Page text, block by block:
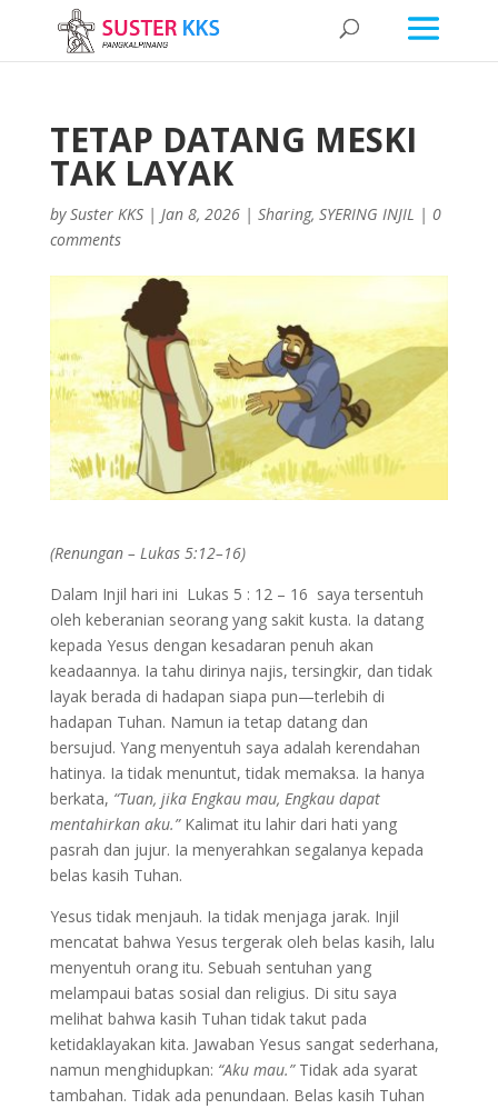
TETAP DATANG MESKI
TAK LAYAK
bySuster KKS| Jan 8, 2026| Sharing, SYERING INJIL | 0
comments
(Renungan – Lukas 5:12–16)
Dalam Injil hari ini Lukas 5 : 12 – 16 saya tersentuh
oleh keberanian seorang yang sakit kusta. Ia datang
kepada Yesus dengan kesadaran penuh akan
keadaannya. Ia tahu dirinya najis, tersingkir, dan tidak
layak berada di hadapan siapa pun—terlebih di
hadapan Tuhan. Namun ia tetap datang dan
bersujud. Yang menyentuh saya adalah kerendahan
hatinya. Ia tidak menuntut, tidak memaksa. Ia hanya
berkata, “Tuan, jika Engkau mau, Engkau dapat
mentahirkan aku.”Kalimat itu lahir dari hati yang
pasrah dan jujur. Ia menyerahkan segalanya kepada
belas kasih Tuhan.
Yesus tidak menjauh. Ia tidak menjaga jarak. Injil
mencatat bahwa Yesus tergerak oleh belas kasih, lalu
menyentuh orang itu. Sebuah sentuhan yang
melampaui batas sosial dan religius. Di situ saya
melihat bahwa kasih Tuhan tidak takut pada
ketidaklayakan kita. Jawaban Yesus sangat sederhana,
namun menghidupkan: “Aku mau.”Tidak ada syarat
tambahan. Tidak ada penundaan. Belas kasih Tuhan